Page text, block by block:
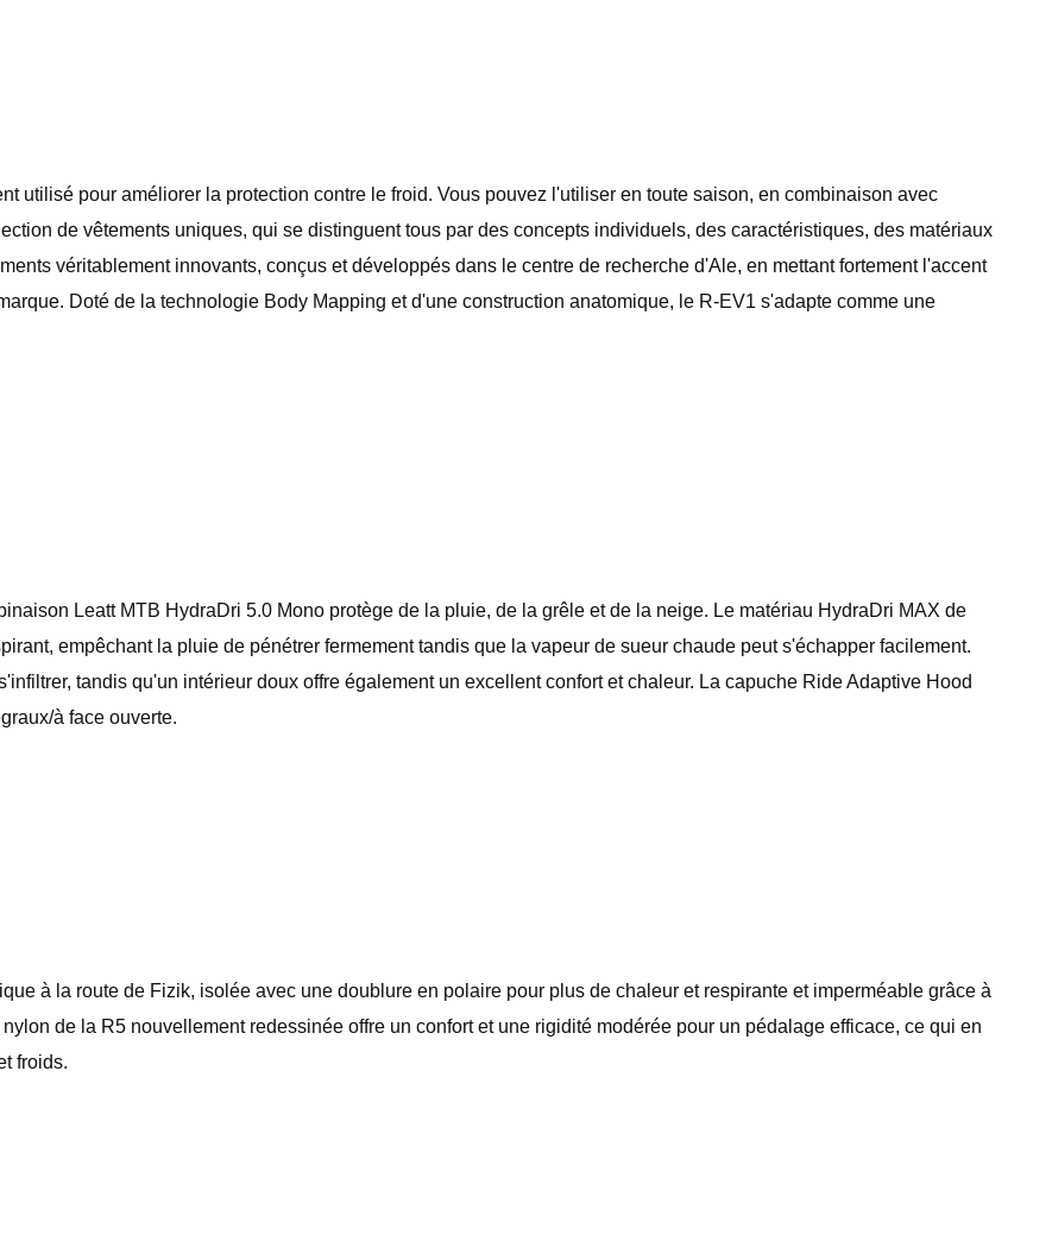
utilisé pour améliorer la protection contre le froid. Vous pouvez l'utiliser en toute saison, en combinaison avec
de vêtements uniques, qui se distinguent tous par des concepts individuels, des caractéristiques, des matériaux
véritablement innovants, conçus et développés dans le centre de recherche d'Ale, en mettant fortement l'accent
Doté de la technologie Body Mapping et d'une construction anatomique, le R-EV1 s'adapte comme une
Leatt MTB HydraDri 5.0 Mono protège de la pluie, de la grêle et de la neige. Le matériau HydraDri MAX de
empêchant la pluie de pénétrer fermement tandis que la vapeur de sueur chaude peut s'échapper facilement.
tandis qu'un intérieur doux offre également un excellent confort et chaleur. La capuche Ride Adaptive Hood
à face ouverte.
à la route de Fizik, isolée avec une doublure en polaire pour plus de chaleur et respirante et imperméable grâce à
de la R5 nouvellement redessinée offre un confort et une rigidité modérée pour un pédalage efficace, ce qui en
froids.